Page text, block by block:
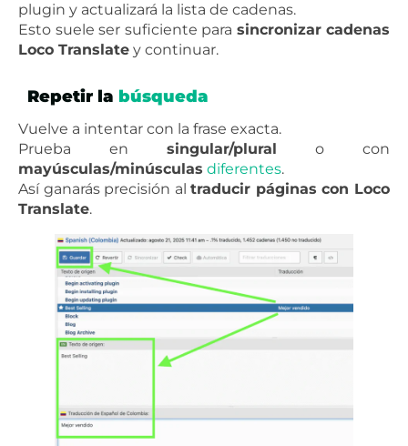
plugin y actualizará la lista de cadenas.
Esto suele ser suficiente para sincronizar cadenas
Loco Translate y continuar.
Repetir la búsqueda
Vuelve a intentar con la frase exacta.
Prueba en singular/plural
o con
mayúsculas/minúsculas diferentes.
Así ganarás precisión altraducir páginas con Loco
Translate.